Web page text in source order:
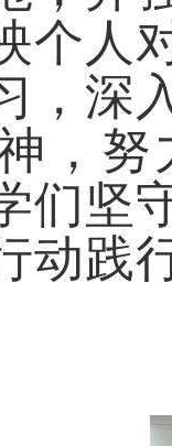
个人
，深
，
们坚
动践